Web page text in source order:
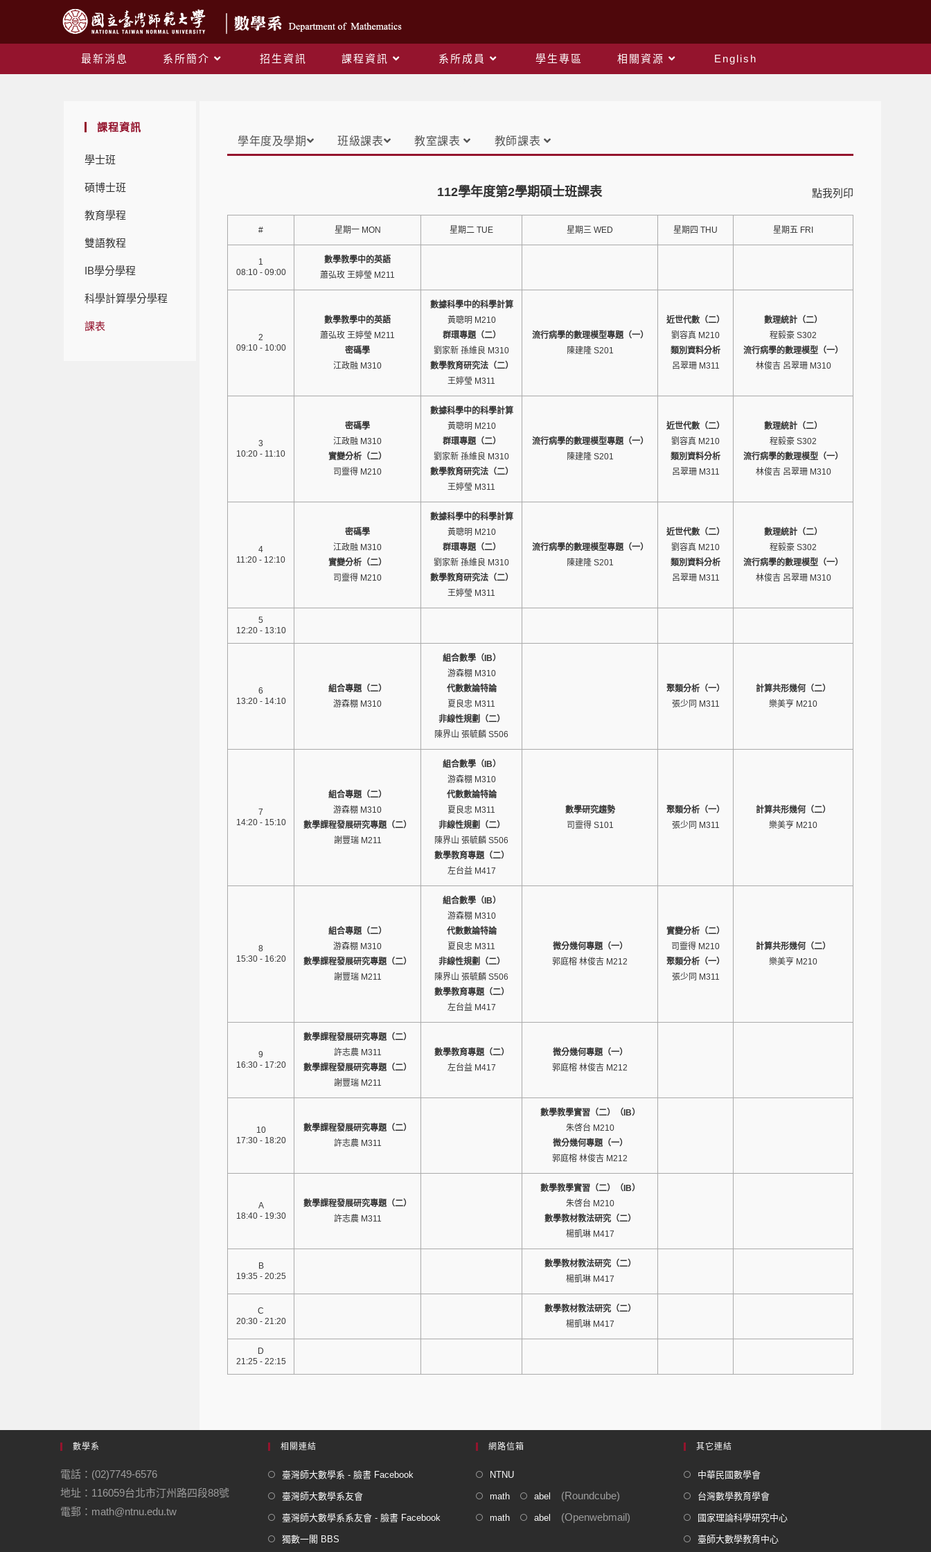
最新消息 系所簡介 招生資訊 課程資訊 系所成員 學生專區 相關資源
English
課程資訊
學士班
碩博士班
教育學程
雙語教程
IB學分學程
科學計算學分學程
課表
學年度及學期 班級課表 教室課表 教師課表
點我列印
112學年度第2學期碩士班課表
# 星期一 MON 星期二 TUE 星期三 WED 星期四 THU 星期五 FRI
1
08:10 - 09:00
數學教學中的英語
蕭弘玫 王婷瑩 M211
2
09:10 - 10:00
數學教學中的英語
蕭弘玫 王婷瑩 M211
密碼學
江政融 M310
數據科學中的科學計算
黃聰明 M210
群環專題（二）
劉家新 孫維良 M310
數學教育研究法（二）
王婷瑩 M311
流行病學的數理模型專題（一）
陳建隆 S201
近世代數（二）
劉容真 M210
類別資料分析
呂翠珊 M311
數理統計（二）
程毅豪 S302
流行病學的數理模型（一）
林俊吉 呂翠珊 M310
3
10:20 - 11:10
密碼學
江政融 M310
實變分析（二）
司靈得 M210
數據科學中的科學計算
黃聰明 M210
群環專題（二）
劉家新 孫維良 M310
數學教育研究法（二）
王婷瑩 M311
流行病學的數理模型專題（一）
陳建隆 S201
近世代數（二）
劉容真 M210
類別資料分析
呂翠珊 M311
數理統計（二）
程毅豪 S302
流行病學的數理模型（一）
林俊吉 呂翠珊 M310
4
11:20 - 12:10
密碼學
江政融 M310
實變分析（二）
司靈得 M210
數據科學中的科學計算
黃聰明 M210
群環專題（二）
劉家新 孫維良 M310
數學教育研究法（二）
王婷瑩 M311
流行病學的數理模型專題（一）
陳建隆 S201
近世代數（二）
劉容真 M210
類別資料分析
呂翠珊 M311
數理統計（二）
程毅豪 S302
流行病學的數理模型（一）
林俊吉 呂翠珊 M310
5
12:20 - 13:10
6
13:20 - 14:10
組合專題（二）
游森棚 M310
組合數學（IB）
游森棚 M310
代數數論特論
夏良忠 M311
非線性規劃（二）
陳界山 張毓麟 S506
聚類分析（一）
張少同 M311
計算共形幾何（二）
樂美亨 M210
7
14:20 - 15:10
組合專題（二）
游森棚 M310
數學課程發展研究專題（二）
謝豐瑞 M211
組合數學（IB）
游森棚 M310
代數數論特論
夏良忠 M311
非線性規劃（二）
陳界山 張毓麟 S506
數學教育專題（二）
左台益 M417
數學研究趨勢
司靈得 S101
聚類分析（一）
張少同 M311
計算共形幾何（二）
樂美亨 M210
8
15:30 - 16:20
組合專題（二）
游森棚 M310
數學課程發展研究專題（二）
謝豐瑞 M211
組合數學（IB）
游森棚 M310
代數數論特論
夏良忠 M311
非線性規劃（二）
陳界山 張毓麟 S506
數學教育專題（二）
左台益 M417
微分幾何專題（一）
郭庭榕 林俊吉 M212
實變分析（二）
司靈得 M210
聚類分析（一）
張少同 M311
計算共形幾何（二）
樂美亨 M210
9
16:30 - 17:20
數學課程發展研究專題（二）
許志農 M311
數學課程發展研究專題（二）
謝豐瑞 M211
數學教育專題（二）
左台益 M417
微分幾何專題（一）
郭庭榕 林俊吉 M212
10
17:30 - 18:20
數學課程發展研究專題（二）
許志農 M311
數學教學實習（二）（IB）
朱啓台 M210
微分幾何專題（一）
郭庭榕 林俊吉 M212
A
18:40 - 19:30
數學課程發展研究專題（二）
許志農 M311
數學教學實習（二）（IB）
朱啓台 M210
數學教材教法研究（二）
楊凱琳 M417
B
19:35 - 20:25
數學教材教法研究（二）
楊凱琳 M417
C
20:30 - 21:20
數學教材教法研究（二）
楊凱琳 M417
D
21:25 - 22:15
數學系
電話：(02)7749-6576
地址：116059台北市汀州路四段88號
電郵：math@ntnu.edu.tw
相關連結
臺灣師大數學系 - 臉書 Facebook
臺灣師大數學系友會
臺灣師大數學系系友會 - 臉書 Facebook
獨數一閣 BBS
網路信箱
NTNU
math abel (Roundcube)
math abel (Openwebmail)
其它連結
中華民國數學會
台灣數學教育學會
國家理論科學研究中心
臺師大數學教育中心